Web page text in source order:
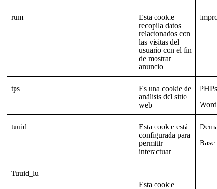
rum
Esta cookie
recopila datos
relacionados con
las visitas del
usuario con el fin
de mostrar
anuncio
tps
Es una cookie de
análisis del sitio
web
tuuid
Esta cookie está
configurada para
permitir
interactuar
Base
Tuuid_lu
Esta cookie